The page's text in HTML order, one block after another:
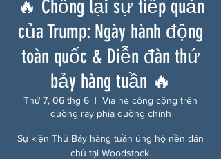
🔥 Chống lại sự tiếp quản
của Trump: Ngày hành động
toàn quốc & Diễn đàn thứ
bảy hàng tuần 🔥
Thứ 7, 06 thg 6
  |
Vỉa hè công cộng trên
đường ray phía đường chính
Sự kiện Thứ Bảy hàng tuần ủng hộ nền dân
chủ tại Woodstock.